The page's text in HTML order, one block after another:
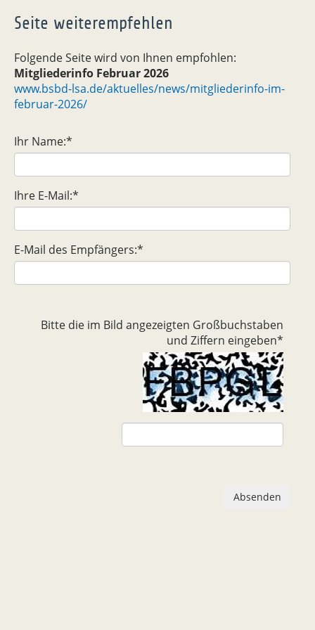
Seite weiterempfehlen
Folgende Seite wird von Ihnen empfohlen:
Mitgliederinfo Februar 2026
www.bsbd-lsa.de/aktuelles/news/mitgliederinfo-im-
februar-2026/
Ihr Name:*
Ihre E-Mail:*
E-Mail des Empfängers:*
Bitte die im Bild angezeigten Großbuchstaben
und Ziffern eingeben*
Absenden